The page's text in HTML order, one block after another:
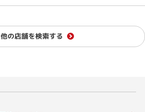
他の店舗を検索する